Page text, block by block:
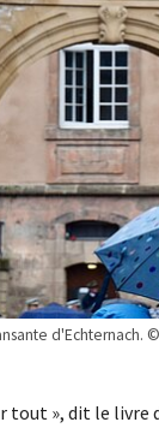
d'Echternach.
tout », dit le livre